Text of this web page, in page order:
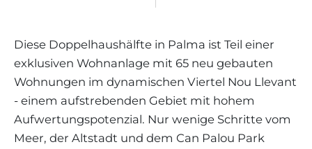
Diese Doppelhaushälfte in Palma ist Teil einer
exklusiven Wohnanlage mit 65 neu gebauten
Wohnungen im dynamischen Viertel Nou Llevant
- einem aufstrebenden Gebiet mit hohem
Aufwertungspotenzial. Nur wenige Schritte vom
Meer, der Altstadt und dem Can Palou Park